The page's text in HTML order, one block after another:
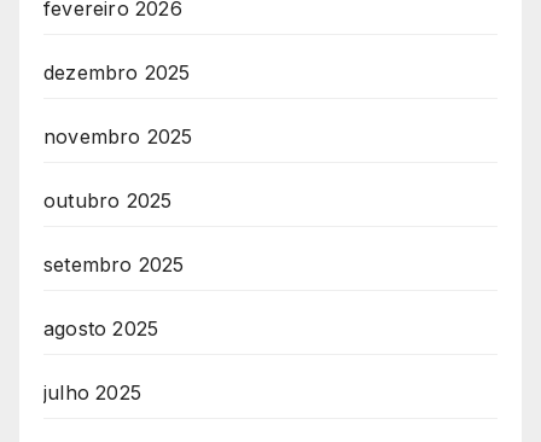
fevereiro 2026
dezembro 2025
novembro 2025
outubro 2025
setembro 2025
agosto 2025
julho 2025